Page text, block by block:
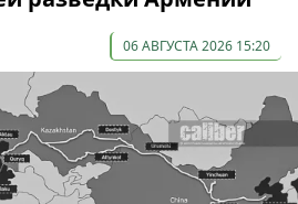
06 АВГУСТА 2026 15:20